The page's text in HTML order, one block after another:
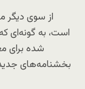
از سوی دیگر
است، به گونه‌ای
شده برای
بخشنامه‌های